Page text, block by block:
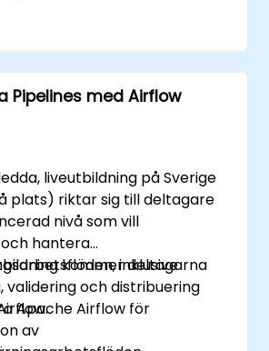
överväganden i AI-
och sjukvårdslösningar.
Pipelines med Airflow
liveutbildning på Sverige
plats) riktar sig till deltagare
nivå som vill
hantera
inklusive
validering och distribuering
kommer deltagarna
Apache Airflow för
av